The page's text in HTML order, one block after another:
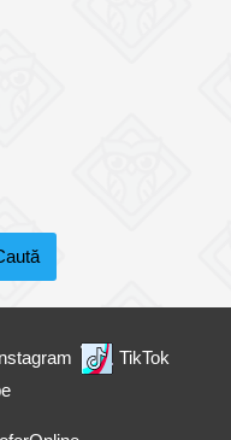
Instagram
TikTok